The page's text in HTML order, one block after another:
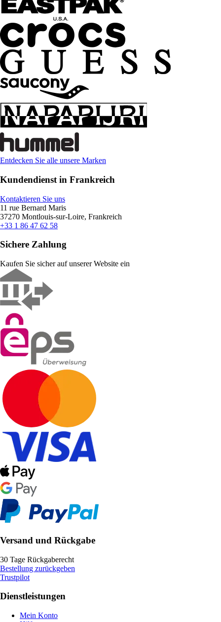
Entdecken Sie alle unsere Marken
Kundendienst in Frankreich
Kontaktieren Sie uns
11 rue Bernard Maris
37270 Montlouis-sur-Loire, Frankreich
+33 1 86 47 62 58
Sichere Zahlung
Kaufen Sie sicher auf unserer Website ein
Versand und Rückgabe
30 Tage Rückgaberecht
Bestellung zurückgeben
Trustpilot
Dienstleistungen
Mein Konto